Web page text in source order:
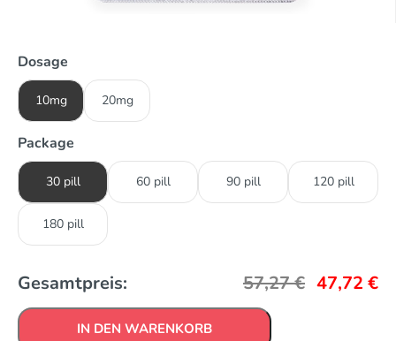
Dosage
10mg 20mg
Package
30 pill 60 pill 90 pill 120 pill
180 pill
Gesamtpreis: 57,27€ 47,72 €
IN DEN WARENKORB